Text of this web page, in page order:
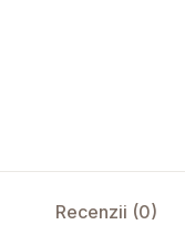
Recenzii (0)